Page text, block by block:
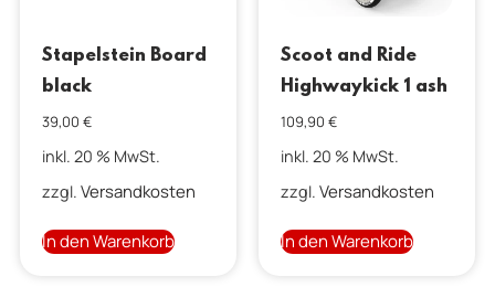
Stapelstein Board
black
39,00 €
inkl. 20 % MwSt.
zzgl. Versandkosten
In den Warenkorb
Scoot and Ride
Highwaykick 1 ash
109,90 €
inkl. 20 % MwSt.
zzgl. Versandkosten
In den Warenkorb